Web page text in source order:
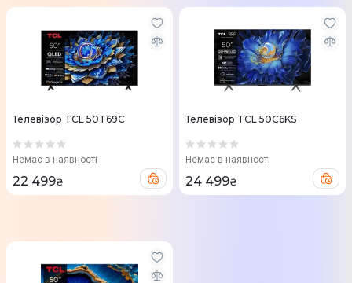
Телевізор TCL 50T69C
Немає в наявності
22 499₴
Телевізор TCL 50C6KS
Немає в наявності
24 499₴